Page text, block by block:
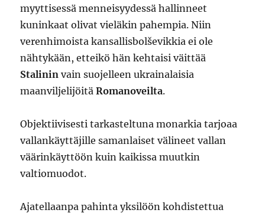
myyttisessä menneisyydessä hallinneet
kuninkaat olivat vieläkin pahempia. Niin
verenhimoista kansallisbolševikkia ei ole
nähtykään, etteikö hän kehtaisi väittää
Stalinin vain suojelleen ukrainalaisia
maanviljelijöitäRomanoveilta.
Objektiivisesti tarkasteltuna monarkia tarjoaa
vallankäyttäjille samanlaiset välineet vallan
väärinkäyttöön kuin kaikissa muutkin
valtiomuodot.
Ajatellaanpa pahinta yksilöön kohdistettua